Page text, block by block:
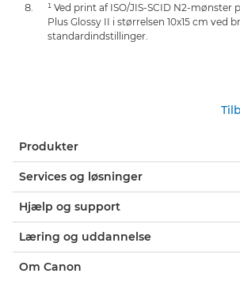
¹ Ved print af ISO/JIS-SCID N2-mønster
Plus Glossy II i størrelsen 10x15 cm ved
standardindstillinger.
Produkter
Services og løsninger
Hjælp og support
Læring og uddannelse
Om Canon